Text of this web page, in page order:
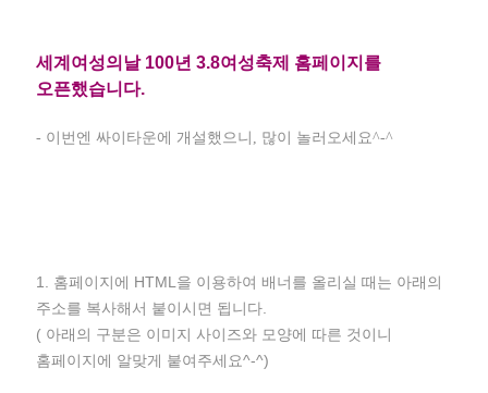
세계여성의날 100년 3.8여성축제 홈페이지를
오픈했습니다.
- 이번엔 싸이타운에 개설했으니, 많이 놀러오세요^-^
1. 홈페이지에 HTML을 이용하여 배너를 올리실 때는 아래의
주소를 복사해서 붙이시면 됩니다.
( 아래의 구분은 이미지 사이즈와 모양에 따른 것이니
홈페이지에 알맞게 붙여주세요^-^)